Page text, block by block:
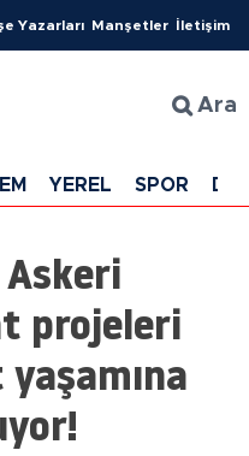
Yazarları Manşetler İletişim
Ara
YEREL SPOR
projeleri